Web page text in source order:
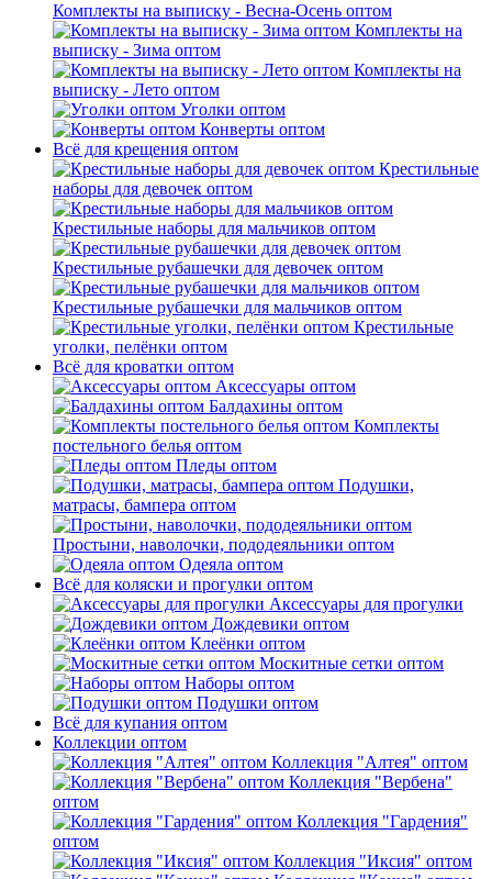
Комплекты на выписку - Весна-Осень оптом
Комплекты на
выписку - Зима оптом
Комплекты на
выписку - Лето оптом
Уголки оптом
Конверты оптом
Всё для крещения оптом
Крестильные
наборы для девочек оптом
Крестильные наборы для мальчиков оптом
Крестильные рубашечки для девочек оптом
Крестильные рубашечки для мальчиков оптом
Крестильные
уголки, пелёнки оптом
Всё для кроватки оптом
Аксессуары оптом
Балдахины оптом
Комплекты
постельного белья оптом
Пледы оптом
Подушки,
матрасы, бампера оптом
Простыни, наволочки, пододеяльники оптом
Одеяла оптом
Всё для коляски и прогулки оптом
Аксессуары для прогулки
Дождевики оптом
Клеёнки оптом
Москитные сетки оптом
Наборы оптом
Подушки оптом
Всё для купания оптом
Коллекции оптом
Коллекция "Алтея" оптом
Коллекция "Вербена"
оптом
Коллекция "Гардения"
оптом
Коллекция "Иксия" оптом